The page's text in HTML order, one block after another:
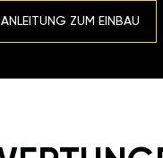
ANLEITUNG ZUM EINBAU